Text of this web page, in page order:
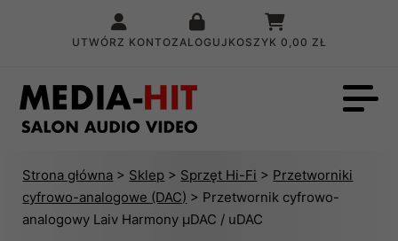
UTWÓRZ KONTOZALOGUJ KOSZYK 0,00 ZŁ
Strona główna > Sklep > Sprzęt Hi-Fi > Przetworniki
cyfrowo-analogowe (DAC) > Przetwornik cyfrowo-
analogowy Laiv Harmony µDAC / uDAC